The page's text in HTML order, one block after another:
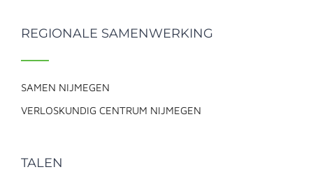
REGIONALE SAMENWERKING
SAMEN NIJMEGEN
VERLOSKUNDIG CENTRUM NIJMEGEN
TALEN